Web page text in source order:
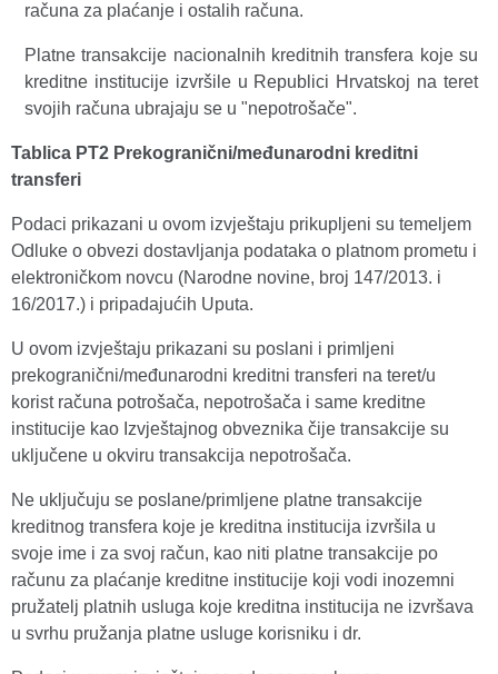
računa za plaćanje i ostalih računa.
Platne transakcije nacionalnih kreditnih transfera koje su
kreditne institucije izvršile u Republici Hrvatskoj na teret
svojih računa ubrajaju se u "nepotrošače".
Tablica PT2 Prekogranični/međunarodni kreditni
transferi
Podaci prikazani u ovom izvještaju prikupljeni su temeljem
Odluke o obvezi dostavljanja podataka o platnom prometu i
elektroničkom novcu (Narodne novine, broj 147/2013. i
16/2017.) i pripadajućih Uputa.
U ovom izvještaju prikazani su poslani i primljeni
prekogranični/međunarodni kreditni transferi na teret/u
korist računa potrošača, nepotrošača i same kreditne
institucije kao Izvještajnog obveznika čije transakcije su
uključene u okviru transakcija nepotrošača.
Ne uključuju se poslane/primljene platne transakcije
kreditnog transfera koje je kreditna institucija izvršila u
svoje ime i za svoj račun, kao niti platne transakcije po
računu za plaćanje kreditne institucije koji vodi inozemni
pružatelj platnih usluga koje kreditna institucija ne izvršava
u svrhu pružanja platne usluge korisniku i dr.